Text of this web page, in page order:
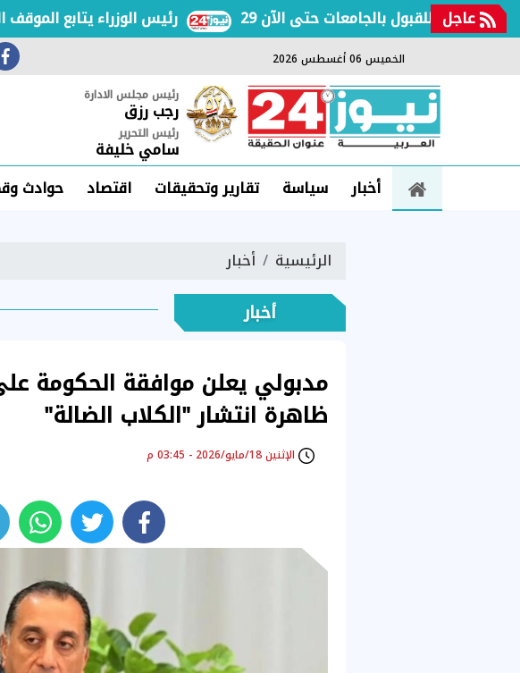
عاجل رئيس الوزراء يتابع الموقف للقبول بالجامعات حتى الآن
الخميس 06 أغسطس 2026
رئيس مجلس الادارة
رجب رزق
رئيس التحرير
سامي خليفة
أخبار
سياسة تقارير وتحقيقات اقتصاد حوادث
الرئيسية أخبار
أخبار
مدبولي يعلن موافقة الحكومة
ظاهرة انتشار "الكلاب الضالة"
الإثنين 18/مايو/2026 - 03:45 م